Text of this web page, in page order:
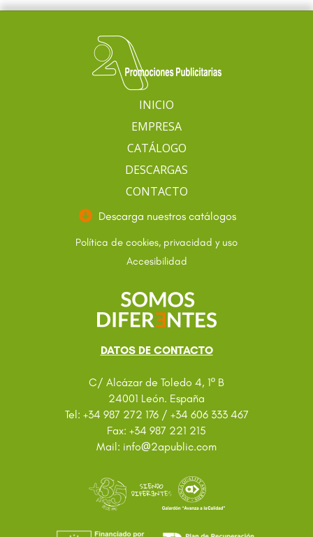
INICIO
EMPRESA
CATÁLOGO
DESCARGAS
CONTACTO
Descarga nuestros catálogos
Política de cookies, privacidad y uso
Accesibilidad
DATOS DE CONTACTO
C/ Alcázar de Toledo 4, 1º B
24001 León. España
Tel: +34 987 272 176 / +34 606 333 467
Fax: +34 987 221 215
Mail: info@2apublic.com